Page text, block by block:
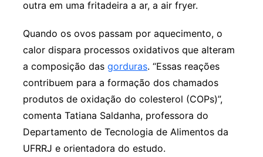
outra em uma fritadeira a ar, a air fryer.
Quando os ovos passam por aquecimento, o
calor dispara processos oxidativos que alteram
a composição das gorduras. “Essas reações
contribuem para a formação dos chamados
produtos de oxidação do colesterol (COPs)”,
comenta Tatiana Saldanha, professora do
Departamento de Tecnologia de Alimentos da
UFRRJ e orientadora do estudo.